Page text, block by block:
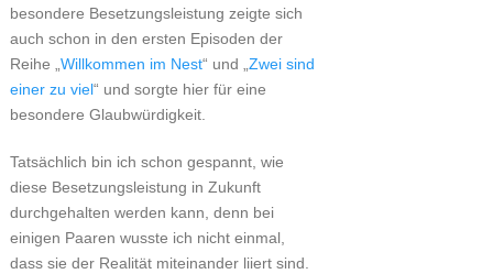
besondere Besetzungsleistung zeigte sich
auch schon in den ersten Episoden der
Reihe „Willkommen im Nest“ und „Zwei sind
einer zu viel“ und sorgte hier für eine
besondere Glaubwürdigkeit.
Tatsächlich bin ich schon gespannt, wie
diese Besetzungsleistung in Zukunft
durchgehalten werden kann, denn bei
einigen Paaren wusste ich nicht einmal,
dass sie der Realität miteinander liiert sind.